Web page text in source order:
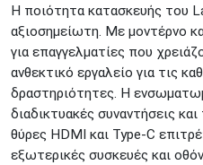
Η ποιότητα κατασκευής του
αξιοσημείωτη. Με μοντέρνο
για επαγγελματίες που
ανθεκτικό εργαλείο για τις
δραστηριότητες. Η
διαδικτυακές συναντήσεις
θύρες HDMI και Type-C
εξωτερικές συσκευές και